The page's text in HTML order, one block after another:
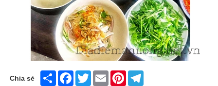
Chia sẻ Share FacebookTwitter Email Pinterest